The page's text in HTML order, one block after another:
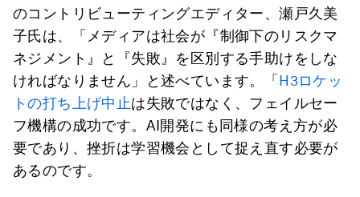
のコントリビューティングエディター、瀬戸久美
子氏は、「メディアは社会が『制御下のリスクマ
ネジメント』と『失敗』を区別する手助けをしな
ければなりません」と述べています。「 H3ロケッ
トの打ち上げ中止は失敗ではなく、フェイルセー
フ機構の成功です。AI開発にも同様の考え方が必
要であり、挫折は学習機会として捉え直す必要が
あるのです。